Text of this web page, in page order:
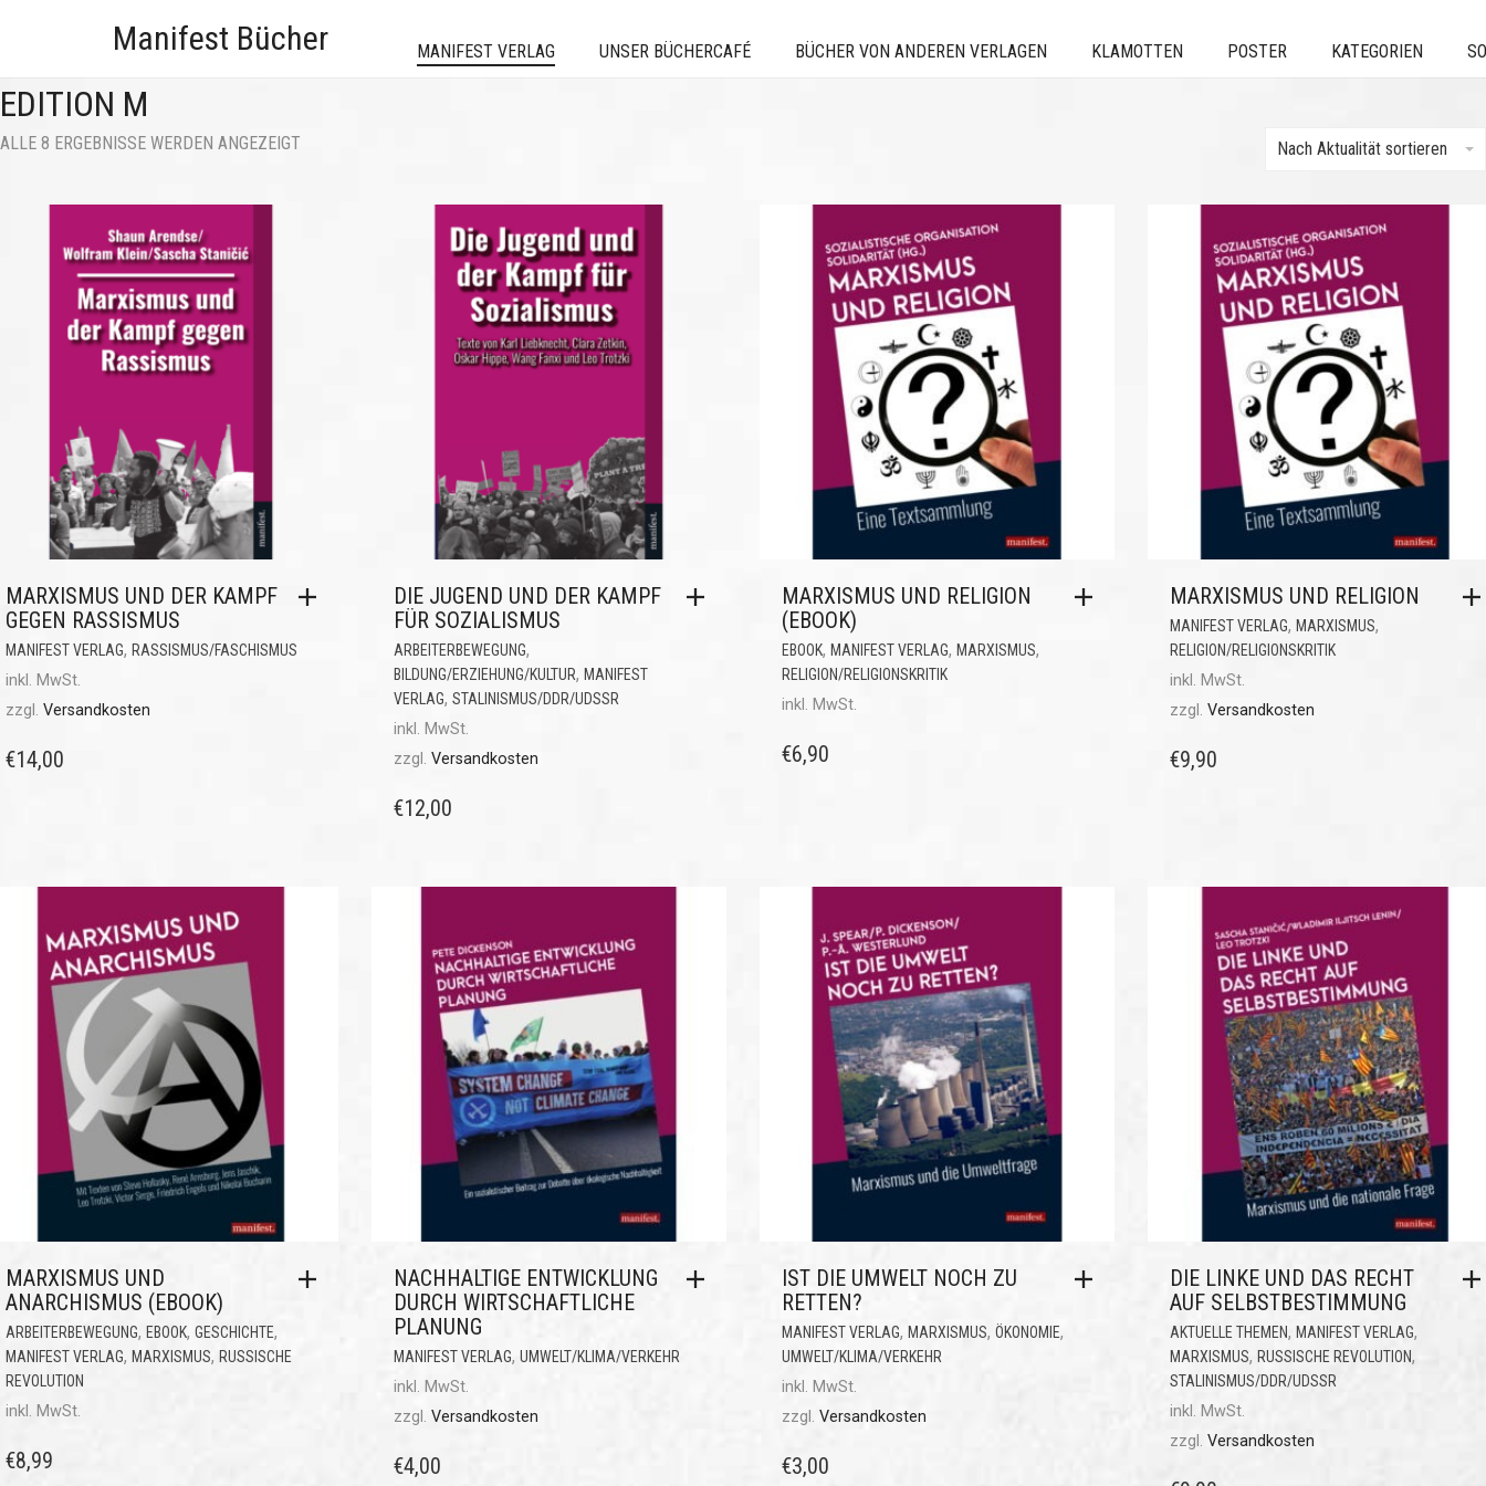
Manifest Bücher MANIFEST VERLAG UNSER BÜCHERCAFÉ BÜCHER VON ANDEREN VERLAGEN KLAMOTTEN POSTER KATEGORIEN
EDITION M
ALLE 8 ERGEBNISSE WERDEN ANGEZEIGT Nach Aktualität sortieren
MARXISMUS UND DER KAMPF
GEGEN RASSISMUS
MANIFEST VERLAG, RASSISMUS/FASCHISMUS
inkl. MwSt.
zzgl. Versandkosten
€14,00
DIE JUGEND UND DER KAMPF
FÜR SOZIALISMUS
ARBEITERBEWEGUNG,
BILDUNG/ERZIEHUNG/KULTUR, MANIFEST
VERLAG, STALINISMUS/DDR/UDSSR
inkl. MwSt.
zzgl. Versandkosten
€12,00
MARXISMUS UND RELIGION
(EBOOK)
EBOOK, MANIFEST VERLAG, MARXISMUS,
RELIGION/RELIGIONSKRITIK
inkl. MwSt.
€6,90
MARXISMUS UND RELIGION
MANIFEST VERLAG, MARXISMUS,
RELIGION/RELIGIONSKRITIK
inkl. MwSt.
zzgl. Versandkosten
€9,90
MARXISMUS UND
ANARCHISMUS (EBOOK)
ARBEITERBEWEGUNG, EBOOK, GESCHICHTE,
MANIFEST VERLAG, MARXISMUS, RUSSISCHE
REVOLUTION
inkl. MwSt.
€8,99
NACHHALTIGE ENTWICKLUNG
DURCH WIRTSCHAFTLICHE
PLANUNG
MANIFEST VERLAG, UMWELT/KLIMA/VERKEHR
inkl. MwSt.
zzgl. Versandkosten
€4,00
IST DIE UMWELT NOCH ZU
RETTEN?
MANIFEST VERLAG, MARXISMUS, ÖKONOMIE,
UMWELT/KLIMA/VERKEHR
inkl. MwSt.
zzgl. Versandkosten
€3,00
DIE LINKE UND DAS RECHT
AUF SELBSTBESTIMMUNG
AKTUELLE THEMEN, MANIFEST VERLAG,
MARXISMUS, RUSSISCHE REVOLUTION,
STALINISMUS/DDR/UDSSR
inkl. MwSt.
zzgl. Versandkosten